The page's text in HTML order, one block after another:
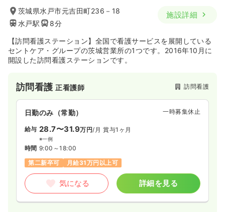
茨城県水戸市元吉田町236－18
水戸駅
8分
施設詳細
【訪問看護ステーション】全国で看護サービスを展開している
セントケア・グループの茨城営業所の1つです。2016年10月に
開設した訪問看護ステーションです。
訪問看護正看護師 訪問看護
日勤のみ（常勤） 一時募集休止
給与 28.7〜31.9万円/月 賞与1ヶ月
※一例
時間 9:00～18:00
第二新卒可
月給31万円以上可
気になる 詳細を見る